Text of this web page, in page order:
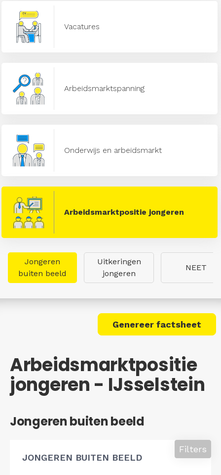
Vacatures
Arbeidsmarktspanning
Onderwijs en arbeidsmarkt
Arbeidsmarktpositie jongeren
Jongeren
buiten beeld
Uitkeringen
jongeren
NEET
Genereer factsheet
Arbeidsmarktpositie
jongeren - IJsselstein
Jongeren buiten beeld
JONGEREN BUITEN BEELD
Filters